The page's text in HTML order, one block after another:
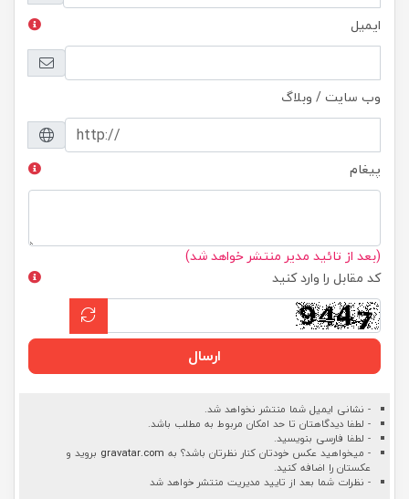
ایمیل
وب سایت / وبلاگ
پیغام
(بعد از تائید مدیر منتشر خواهد شد)
کد مقابل را وارد کنید
ارسال
- نشانی ایمیل شما منتشر نخواهد شد.
- لطفا دیدگاهتان تا حد امکان مربوط به مطلب باشد.
- لطفا فارسی بنویسید.
- میخواهید عکس خودتان کنار نظرتان باشد؟ به gravatar.com بروید و
عکستان را اضافه کنید.
- نظرات شما بعد از تایید مدیریت منتشر خواهد شد